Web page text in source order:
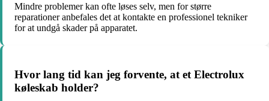
Mindre problemer kan ofte løses selv, men for større
reparationer anbefales det at kontakte en professionel tekniker
for at undgå skader på apparatet.
Hvor lang tid kan jeg forvente, at et Electrolux
køleskab holder?